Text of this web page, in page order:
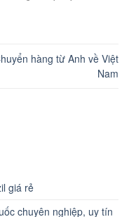
hàng từ Anh về Việt
Nam
giá rẻ
chuyên nghiệp, uy tín